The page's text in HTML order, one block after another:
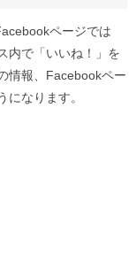
ページでは
内で「いいね！」を
情報、Facebookペー
なります。